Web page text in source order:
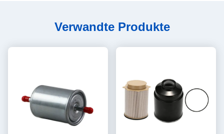
Verwandte Produkte